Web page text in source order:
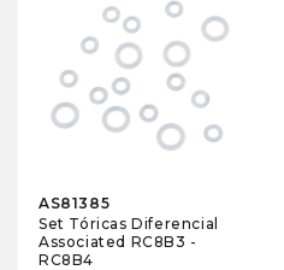
AS81385
Set Tóricas Diferencial
Associated RC8B3 -
RC8B4